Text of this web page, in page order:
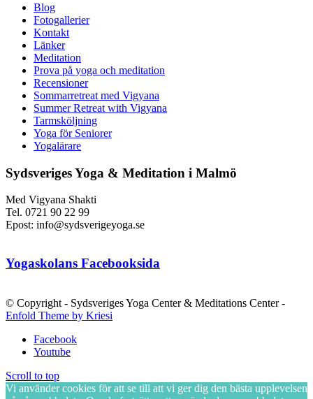
Blog
Fotogallerier
Kontakt
Länker
Meditation
Prova på yoga och meditation
Recensioner
Sommarretreat med Vigyana
Summer Retreat with Vigyana
Tarmsköljning
Yoga för Seniorer
Yogalärare
Sydsveriges Yoga & Meditation i Malmö
Med Vigyana Shakti
Tel. 0721 90 22 99
Epost: info@sydsverigeyoga.se
Yogaskolans Facebooksida
© Copyright - Sydsveriges Yoga Center & Meditations Center -
Enfold Theme by Kriesi
Facebook
Youtube
Scroll to top
Vi använder cookies för att se till att vi ger dig den bästa upplevelsen